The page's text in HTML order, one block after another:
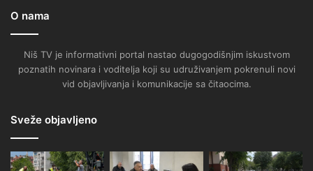
O nama
Niš TV je informativni portal nastao dugogodišnjim iskustvom
poznatih novinara i voditelja koji su udruživanjem pokrenuli novi
vid objavljivanja i komunikacije sa čitaocima.
Sveže objavljeno